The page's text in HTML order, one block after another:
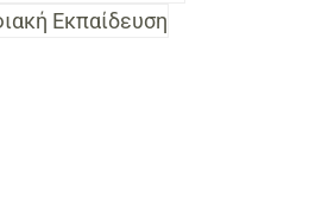
Εκπαίδευση